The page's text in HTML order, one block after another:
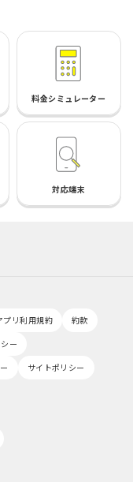
料金シミュレーター
対応端末
プリ利用規約
約款
ー
サイトポリシー